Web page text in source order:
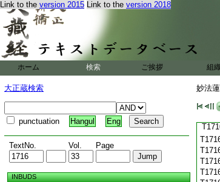
Link to the version 2015 Link to the version 2018
ホーム 検索 ご挨拶 組
大正蔵検索
punctuation Hangul Eng
TextNo. Vol. Page
INBUDS
妙法